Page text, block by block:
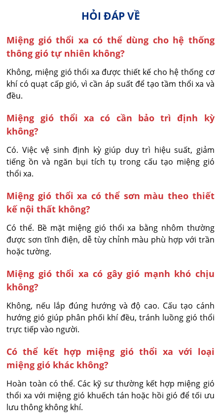
HỎI ĐÁP VỀ
Miệng gió thổi xa có thể dùng cho hệ thống
thông gió tự nhiên không?
Không, miệng gió thổi xa được thiết kế cho hệ thống cơ
khí có quạt cấp gió, vì cần áp suất để tạo tầm thổi xa và
đều.
Miệng gió thổi xa có cần bảo trì định kỳ
không?
Có. Việc vệ sinh định kỳ giúp duy trì hiệu suất, giảm
tiếng ồn và ngăn bụi tích tụ trong cấu tạo miệng gió
thổi xa.
Miệng gió thổi xa có thể sơn màu theo thiết
kế nội thất không?
Có thể. Bề mặt miệng gió thổi xa bằng nhôm thường
được sơn tĩnh điện, dễ tùy chỉnh màu phù hợp với trần
hoặc tường.
Miệng gió thổi xa có gây gió mạnh khó chịu
không?
Không, nếu lắp đúng hướng và độ cao. Cấu tạo cánh
hướng gió giúp phân phối khí đều, tránh luồng gió thổi
trực tiếp vào người.
Có thể kết hợp miệng gió thổi xa với loại
miệng gió khác không?
Hoàn toàn có thể. Các kỹ sư thường kết hợp miệng gió
thổi xa với miệng gió khuếch tán hoặc hồi gió để tối ưu
lưu thông không khí.